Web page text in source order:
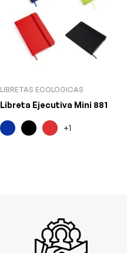
LIBRETAS ECOLOGICAS
Libreta Ejecutiva Mini 881
+1